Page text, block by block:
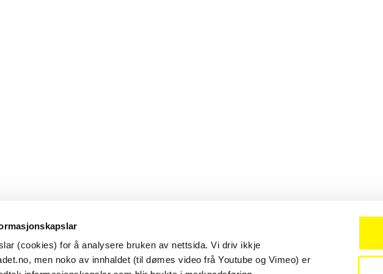
(cookies) for å analysere bruken av nettsida. Vi driv ikkje
men noko av innhaldet (til dømes video frå Youtube og Vimeo) er